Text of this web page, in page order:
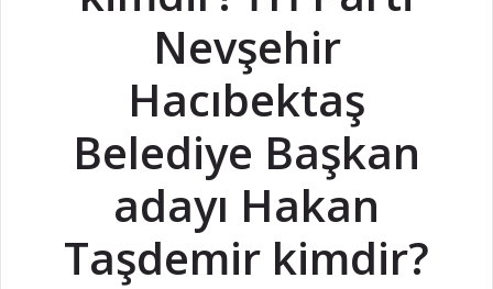
Nevşehir
Hacıbektaş
Belediye Başkan
adayı Hakan
Taşdemir kimdir?